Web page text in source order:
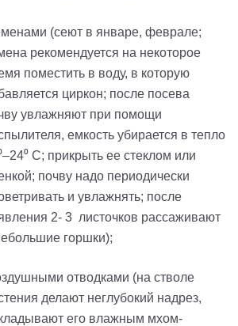
(сеют в январе, феврале;
рекомендуется на некоторое
поместить в воду, в которую
циркон; после посева
увлажняют при помощи
емкость убирается в тепло
С; прикрыть ее стеклом или
почву надо периодически
и увлажнять; после
2- 3 листочков рассаживают
горшки);
отводками (на стволе
делают неглубокий надрез,
его влажным мхом-